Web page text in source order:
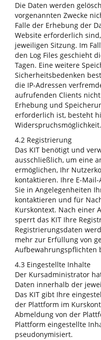
Die Daten werden
vorgenannten Zwecke
Falle der Erhebung der
Website erforderlich
jeweiligen Sitzung. Im
den Log Files geschieht
Tagen. Eine weitere
Sicherheitsbedenken
die IP-Adressen
aufrufenden Clients
Erhebung und
erforderlich ist, besteht
Widerspruchsmöglichkeit.
4.2 Registrierung
Das KIT benötigt und
ausschließlich, um eine
ermöglichen, Ihr
kontaktieren. Ihre E-
Sie in Angelegenheiten
kontaktieren und für
Kurskontext. Nach einer
sperrt das KIT Ihre
Registrierungsdaten
mehr zur Erfüllung von
Aufbewahrungspflichten
4.3 Eingestellte Inhalte
Der Kursadministrator
Daten innerhalb der
Das KIT gibt Ihre
der Plattform im
Abmeldung von der
Plattform eingestellte
pseudonymisiert.